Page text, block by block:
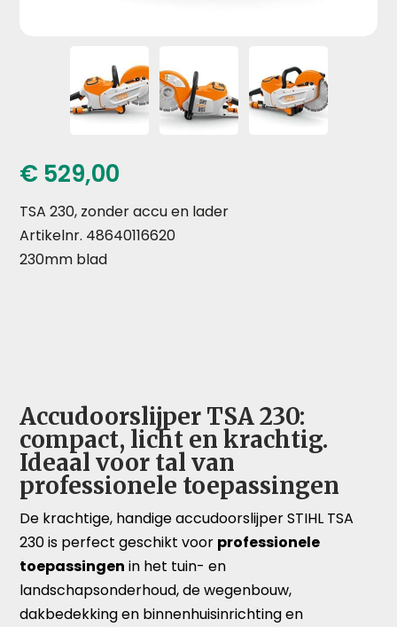
€ 529,00
TSA 230, zonder accu en lader
Artikelnr. 48640116620
230mm blad
Accudoorslijper TSA 230:
compact, licht en krachtig.
Ideaal voor tal van
professionele toepassingen
De krachtige, handige accudoorslijper STIHL TSA
230 is perfect geschikt voor professionele
toepassingen in het tuin- en
landschapsonderhoud, de wegenbouw,
dakbedekking en binnenhuisinrichting en